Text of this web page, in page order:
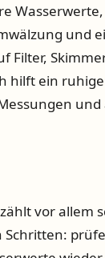
und
Filter,
hilft ein
und
vor allem
Schritten: